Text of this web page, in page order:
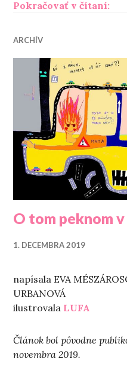
Pokračovať v čítaní:
ARCHÍV
O tom peknom
1. DECEMBRA 2019
napísala EVA
URBANOVÁ
ilustrovala LUFA
Článok bol pôvodne
novembra 2019.